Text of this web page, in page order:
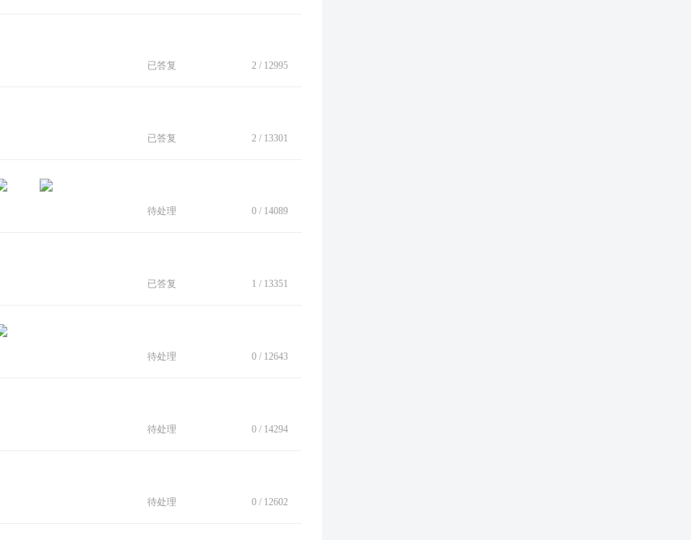
已答复 2 / 12995
已答复 2 / 13301
待处理 0 / 14089
已答复 1 / 13351
待处理 0 / 12643
待处理 0 / 14294
待处理 0 / 12602